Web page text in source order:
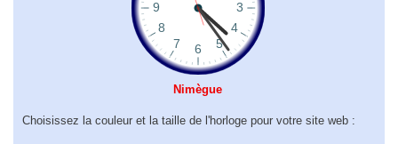
Nimègue
Choisissez la couleur et la taille de l'horloge pour votre site web :